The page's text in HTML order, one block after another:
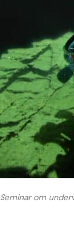
Seminar om